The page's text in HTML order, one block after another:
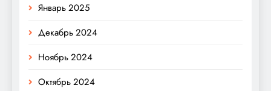
Январь 2025
Декабрь 2024
Ноябрь 2024
Октябрь 2024